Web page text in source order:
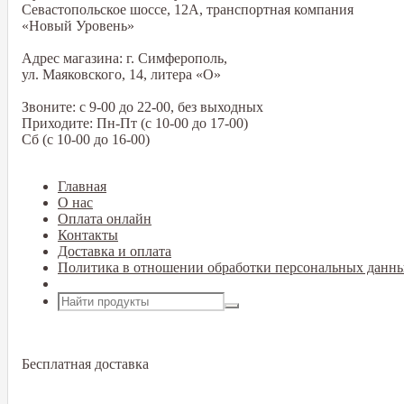
Севастопольское шоссе, 12А, транспортная компания
«Новый Уровень»
Адрес магазина: г. Симферополь,
ул. Маяковского, 14, литера «О»
Звоните: с 9-00 до 22-00, без выходных
Приходите: Пн-Пт (с 10-00 до 17-00)
Сб (с 10-00 до 16-00)
Главная
О нас
Оплата онлайн
Контакты
Доставка и оплата
Политика в отношении обработки персональных
Бесплатная доставка